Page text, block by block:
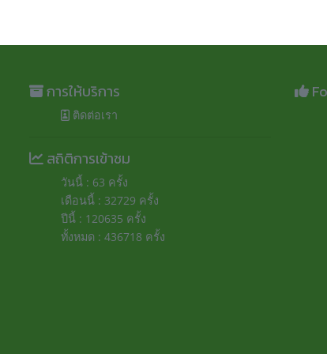
การให้บริการ
ติดต่อเรา
สถิติการเข้าชม
วันนี้ : 63 ครั้ง
เดือนนี้ : 32729 ครั้ง
ปีนี้ : 120635 ครั้ง
ทั้งหมด : 436718 ครั้ง